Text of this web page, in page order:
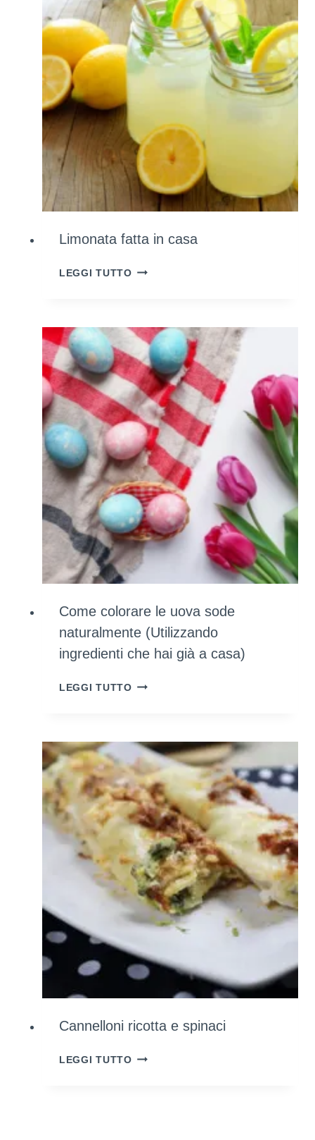
Limonata fatta in casa
LEGGI TUTTOLIMONATA
Come colorare le uova sode
naturalmente (Utilizzando
ingredienti che hai già a casa)
LEGGI TUTTOCOME
SODE
NATURALMENTE
(UTILIZZANDO
INGREDIENTI
CHE
HAI
GIÀ
A
CASA)
Cannelloni ricotta e spinaci
LEGGI TUTTOCANNELLONI